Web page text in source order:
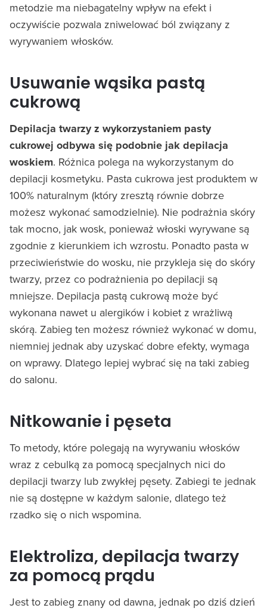
metodzie ma niebagatelny wpływ na efekt i
oczywiście pozwala zniwelować ból związany z
wyrywaniem włosków.
Usuwanie wąsika pastą
cukrową
Depilacja twarzy z wykorzystaniem pasty
cukrowej odbywa się podobnie jak depilacja
woskiem. Różnica polega na wykorzystanym do
depilacji kosmetyku. Pasta cukrowa jest produktem w
100% naturalnym (który zresztą równie dobrze
możesz wykonać samodzielnie). Nie podrażnia skóry
tak mocno, jak wosk, ponieważ włoski wyrywane są
zgodnie z kierunkiem ich wzrostu. Ponadto pasta w
przeciwieństwie do wosku, nie przykleja się do skóry
twarzy, przez co podrażnienia po depilacji są
mniejsze. Depilacja pastą cukrową może być
wykonana nawet u alergików i kobiet z wrażliwą
skórą. Zabieg ten możesz również wykonać w domu,
niemniej jednak aby uzyskać dobre efekty, wymaga
on wprawy. Dlatego lepiej wybrać się na taki zabieg
do salonu.
Nitkowanie i pęseta
To metody, które polegają na wyrywaniu włosków
wraz z cebulką za pomocą specjalnych nici do
depilacji twarzy lub zwykłej pęsety. Zabiegi te jednak
nie są dostępne w każdym salonie, dlatego też
rzadko się o nich wspomina.
Elektroliza, depilacja twarzy
za pomocą prądu
Jest to zabieg znany od dawna, jednak po dziś dzień